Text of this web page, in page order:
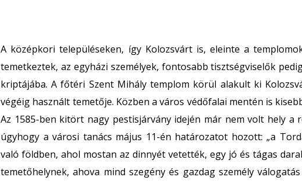
A középkori településeken, így Kolozsvárt is, eleinte a
temetkeztek, az egyházi személyek, fontosabb tisztségviselők
kriptájába. A főtéri Szent Mihály templom körül alakult ki
végéig használt temetője. Közben a város védőfalai mentén is
Az 1585-ben kitört nagy pestisjárvány idején már nem volt hely a
úgyhogy a városi tanács május 11-én határozatot hozott: „a
való földben, ahol mostan az dinnyét vetették, egy jó és tágas
temetőhelynek, ahova mind szegény és gazdag személy